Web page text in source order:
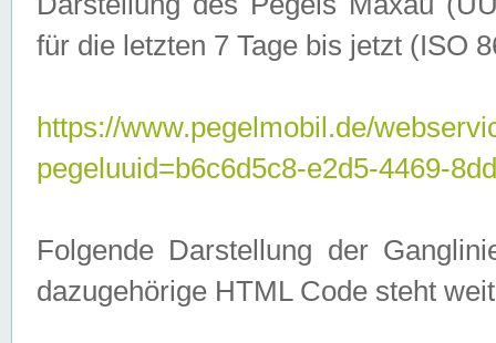
für die letzten 7 Tage bis jetzt (ISO
https://www.pegelmobil.de/
pegeluuid=b6c6d5c8-e2d5-4469-
Folgende Darstellung der
dazugehörige HTML Code steht